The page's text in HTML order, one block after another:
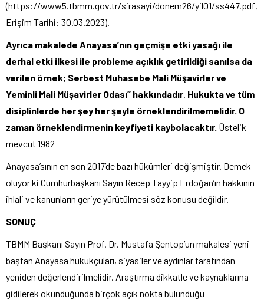
(https://www5.tbmm.gov.tr/sirasayi/donem26/yil01/ss447.pdf,
Erişim Tarihi: 30.03.2023).
Ayrıca makalede Anayasa’nın geçmişe etki yasağı ile
derhal etki ilkesi ile probleme açıklık getirildiği sanılsa da
verilen örnek; Serbest Muhasebe Mali Müşavirler ve
Yeminli Mali Müşavirler Odası” hakkındadır Hukukta ve tüm
disiplinlerde her şey her şeyle örneklendirilmemelidir. O
zaman örneklendirmenin keyfiyeti kaybolacaktır. Üstelik
mevcut 1982
Anayasa’sının en son 2017’de bazı hükümleri değişmiştir. Demek
oluyor ki Cumhurbaşkanı Sayın Recep Tayyip Erdoğan’ın hakkının
ihlali ve kanunların geriye yürütülmesi söz konusu değildir.
SONUÇ
TBMM Başkanı Sayın Prof. Dr. Mustafa Şentop’un makalesi yeni
baştan Anayasa hukukçuları, siyasiler ve aydınlar tarafından
yeniden değerlendirilmelidir. Araştırma dikkatle ve kaynaklarına
gidilerek okunduğunda birçok açık nokta bulunduğu